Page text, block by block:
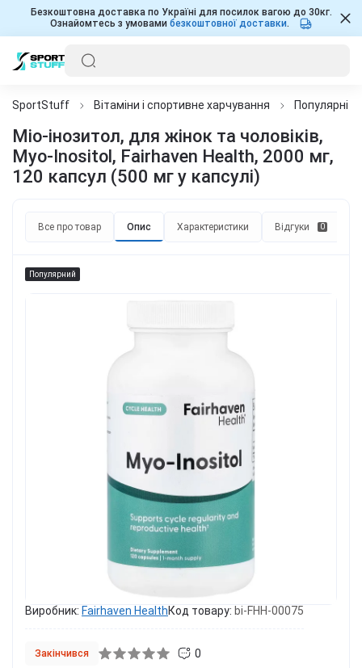
Безкоштовна доставка по Україні для посилок вагою до 30кг.
Ознайомтесь з умовами безкоштовної доставки.
SportStuff Вітаміни і спортивне харчування Популярні
Міо-інозитол, для жінок та чоловіків,
Myo-Inositol, Fairhaven Health, 2000 мг,
120 капсул (500 мг у капсулі)
Все про товар Опис Характеристики Відгуки 0
Популярний
Виробник: Fairhaven HealthКод товару: bi-FHH-00075
Закінчився 0